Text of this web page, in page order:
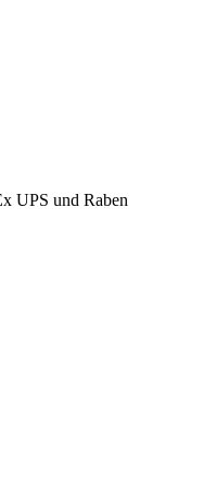
bei unseren Ersatz- und
sowie Neuteile
verfügbar